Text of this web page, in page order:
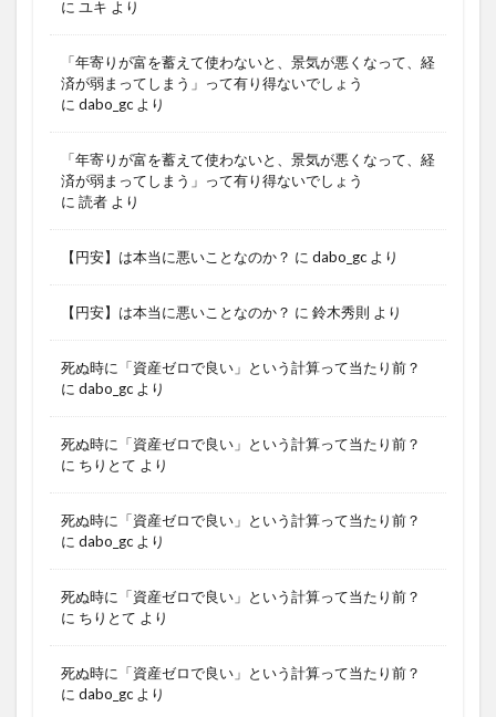
に ユキ より
「年寄りが富を蓄えて使わないと、景気が悪くなって、経
済が弱まってしまう」って有り得ないでしょう
に dabo_gc より
「年寄りが富を蓄えて使わないと、景気が悪くなって、経
済が弱まってしまう」って有り得ないでしょう
に 読者 より
【円安】は本当に悪いことなのか？ に dabo_gc より
【円安】は本当に悪いことなのか？ に 鈴木秀則 より
死ぬ時に「資産ゼロで良い」という計算って当たり前？
に dabo_gc より
死ぬ時に「資産ゼロで良い」という計算って当たり前？
に ちりとて より
死ぬ時に「資産ゼロで良い」という計算って当たり前？
に dabo_gc より
死ぬ時に「資産ゼロで良い」という計算って当たり前？
に ちりとて より
死ぬ時に「資産ゼロで良い」という計算って当たり前？
に dabo_gc より